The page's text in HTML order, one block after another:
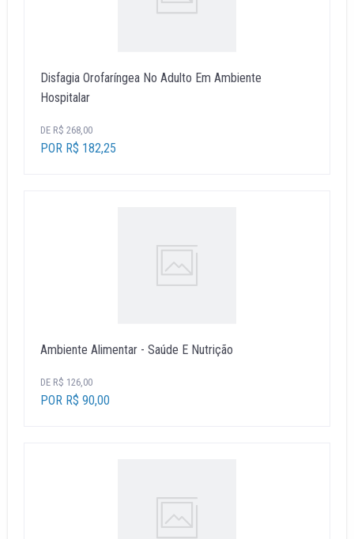
Disfagia Orofaríngea No Adulto Em Ambiente
Hospitalar
DE R$ 268,00
POR R$ 182,25
Ambiente Alimentar - Saúde E Nutrição
DE R$ 126,00
POR R$ 90,00